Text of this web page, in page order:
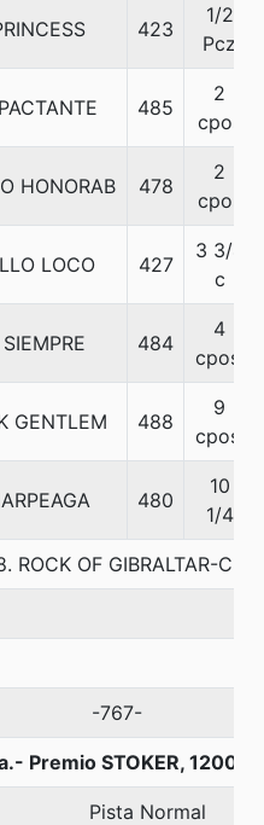
423
1/2
Pcz
485
2
cpos
HONORAB 478
2
cpos
LOCO 427
3 3/4
c
484
4
cpos.
GENTLEM 488
9
cpos.
480
10
1/4
ROCK OF GIBRALTAR-
-767-
Premio STOKER, 1200
Pista Normal